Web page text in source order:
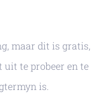
maar dit is gratis,
te probeer en te
is.